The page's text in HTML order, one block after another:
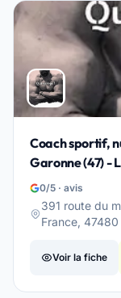
Coach sportif,
Garonne (47) -
0/5 · avis
391 route du
France, 47480
Voir la fiche